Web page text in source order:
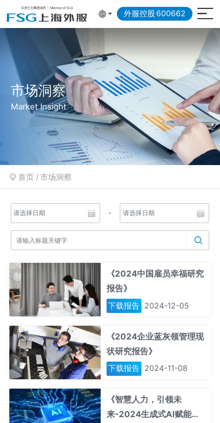
外服控股 600662
市场洞察
Market Insight
首页 / 市场洞察
-
《2024中国雇员幸福研究
报告》
下载报告 2024-12-05
《2024企业蓝灰领管理现
状研究报告》
下载报告 2024-11-08
《智慧人力，引领未
来-2024生成式AI赋能人